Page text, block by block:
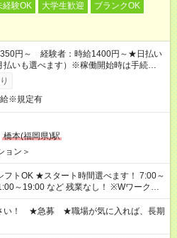
経験OK 大学生歓迎
ブランクOK
円～ 経験者：時給1400円～★日払い
払いも選べます）※稼働開始時は手続き完
ます。
※規定有
橋本(福岡県)駅
ョン＞
べます！ 7:00～
など 残業なし！ ※Wワークの
わせ週40時間超の就業はご案内できませ
20時間以上勤務は社会保険への加入対象
法（日雇い派遣の原則禁止）により、
はご案内が難しい場合があります
い！ ★急募 ★職場が気に入れば、長期